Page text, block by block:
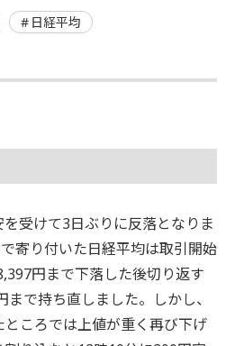
日経平均
受けて3日ぶりに反落となりま
寄り付いた日経平均は取引開始
円まで下落した後切り返す
で持ち直しました。しかし、
ころでは上値が重く再び下げ